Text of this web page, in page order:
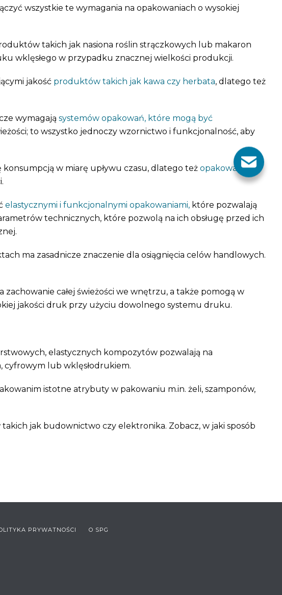
wszystkie te wymagania na opakowaniach o wysokiej
takich jak nasiona roślin strączkowych lub makaron
wklęsłego w przypadku znacznej wielkości produkcji.
jakość produktów takich jak kawa czy herbata, dlatego też
wymagają systemów opakowań, które mogą być
to wszystko jednoczy wzornictwo i funkcjonalność, aby
w miarę upływu czasu, dlatego też opakowania, w
elastycznymi i funkcjonalnymi opakowaniami,które pozwalają
technicznych, które pozwolą na ich obsługę przed ich
ma zasadnicze znaczenie dla osiągnięcia celów handlowych.
całej świeżości we wnętrzu, a także pomogą w
jakości druk przy użyciu dowolnego systemu druku.
elastycznych kompozytów pozwalają na
lub wklęsłodrukiem.
istotne atrybuty w pakowaniu m.in. żeli, szamponów,
jak budownictwo czy elektronika. Zobacz, w jaki sposób
PRYWATNOŚCI O SPG